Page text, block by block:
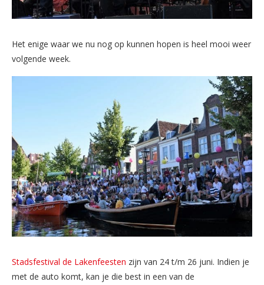
Het enige waar we nu nog op kunnen hopen is heel mooi weer
volgende week.
Stadsfestival de Lakenfeesten zijn van 24 t/m 26 juni. Indien je
met de auto komt, kan je die best in een van de